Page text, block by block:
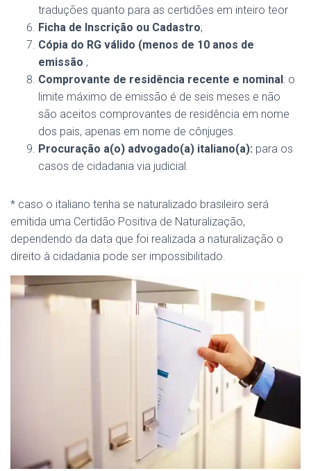
traduções quanto para as certidões em inteiro teor
Ficha de Inscrição ou Cadastro;
Cópia do RG válido (menos de 10 anos de
emissão ;
Comprovante de residência recente e nominal: o
limite máximo de emissão é de seis meses e não
são aceitos comprovantes de residência em nome
dos pais, apenas em nome de cônjuges.
Procuração a(o) advogado(a) italiano(a): para os
casos de cidadania via judicial.
* caso o italiano tenha se naturalizado brasileiro será
emitida uma Certidão Positiva de Naturalização,
dependendo da data que foi realizada a naturalização o
direito à cidadania pode ser impossibilitado.